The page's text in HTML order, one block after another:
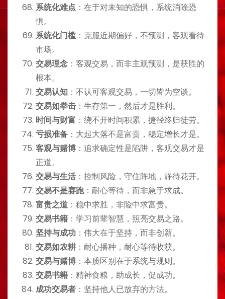
系统化难点 ：在于对未知的恐惧，系统消除恐
惧。
系统化门槛 ：克服近期偏好，不预测，客观看待
市场。
交易理念 ：客观交易，而非主观预测，是获胜的
根本。
交易认知 ：不认可客观交易，一切皆为空谈。
交易如拳击 ：生存第一，然后才是胜利。
时间与财富 ：绕不开时间积累，捷径终归徒劳。
亏损准备 ：大起大落不是富贵，稳定增长才是。
客观与赌博 ：追求确定性是陷阱，客观交易才是
正道。
交易与生活 ：控制风险，守住阵地，静待花开。
交易不是赛跑：耐心等待，而非急于求成。
富贵之道 ：稳中求胜，非险中求富贵。
交易书籍 ：学习前辈智慧，照亮交易之路。
坚持与成功 ：伟大在于坚持，而非创新。
交易如农耕 ：耐心播种，耐心等待收获。
交易与赌博 ：本质区别在于系统与规则。
交易书籍 ：精神食粮，助成长，促成功。
成功交易者 ：坚持他人已放弃的方法。